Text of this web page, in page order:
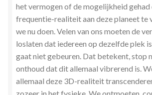
het vermogen of de mogelijkheid gehad
frequentie-realiteit aan deze planeet te
we nu doen. Velen van ons moeten de
loslaten dat iedereen op dezelfde plek
gaat niet gebeuren. Dat betekent, stop
onthoud dat dit allemaal vibrerend is.
allemaal deze 3D-realiteit